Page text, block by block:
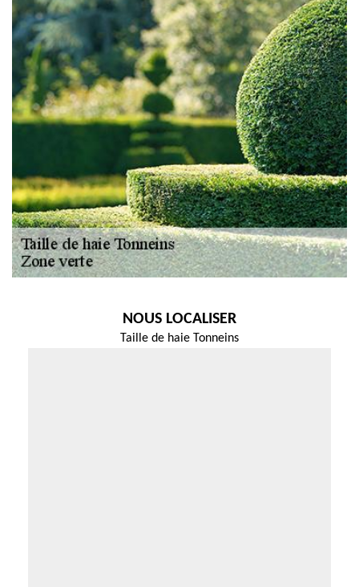
NOUS LOCALISER
Taille de haie Tonneins